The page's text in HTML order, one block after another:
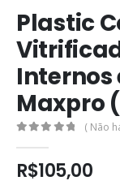
Plastic
Internos
Maxpro
( Não
R$105,00